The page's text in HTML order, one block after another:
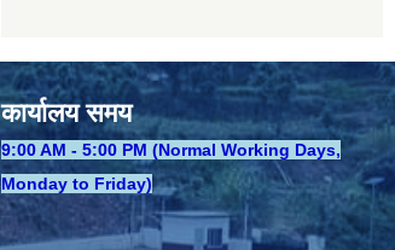
कार्यालय समय
​9:00 AM - 5:00 PM (Normal Working Days,
Monday to Friday)